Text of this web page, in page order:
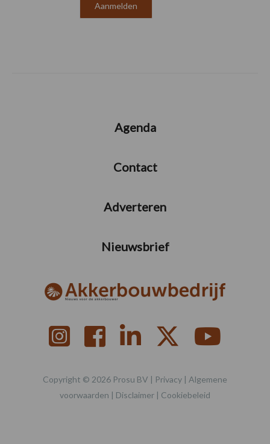
Agenda
Contact
Adverteren
Nieuwsbrief
Copyright © 2026 Prosu BV | Privacy | Algemene
voorwaarden | Disclaimer | Cookiebeleid